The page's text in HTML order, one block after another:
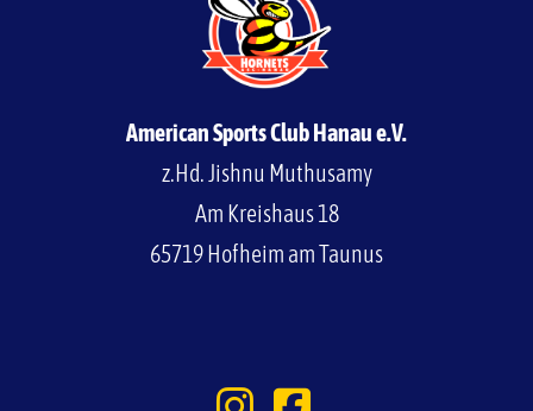
American Sports Club Hanau e.V.
z.Hd. Jishnu Muthusamy
Am Kreishaus 18
65719 Hofheim am Taunus